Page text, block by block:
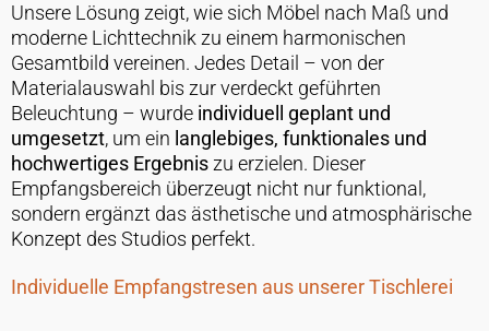
Unsere Lösung zeigt, wie sich Möbel nach Maß und
moderne Lichttechnik zu einem harmonischen
Gesamtbild vereinen. Jedes Detail – von der
Materialauswahl bis zur verdeckt geführten
Beleuchtung – wurde individuell geplant und
umgesetzt, um ein langlebiges, funktionales und
hochwertiges Ergebniszu erzielen. Dieser
Empfangsbereich überzeugt nicht nur funktional,
sondern ergänzt das ästhetische und atmosphärische
Konzept des Studios perfekt.
Individuelle Empfangstresen aus unserer Tischlerei